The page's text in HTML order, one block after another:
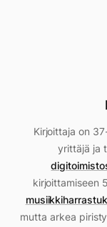
Kirjoittaja on
yrittäjä ja
kirjoittamiseen
mutta arkea